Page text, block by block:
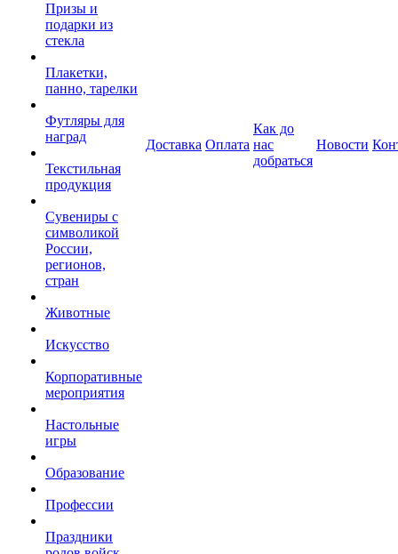
Призы и
подарки из
стекла
Плакетки,
панно, тарелки
Футляры для
наград
Текстильная
продукция
Сувениры с
символикой
России,
регионов,
стран
Животные
Искусство
Корпоративные
мероприятия
Настольные
игры
Образование
Профессии
Праздники
Доставка Оплата
Как до
нас
добраться
Новости